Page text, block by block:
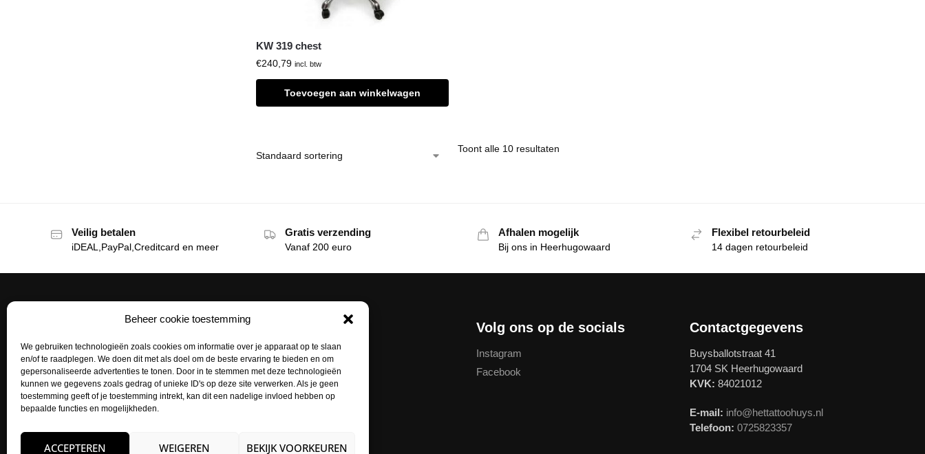
Beheer cookie toestemming
We gebruiken technologieën zoals cookies om informatie over je apparaat op te slaan
en/of te raadplegen. We doen dit met als doel om de beste ervaring te bieden en om
gepersonaliseerde advertenties te tonen. Door in te stemmen met deze technologieën
kunnen we gegevens zoals gedrag of unieke ID's op deze site verwerken. Als je geen
toestemming geeft of je toestemming intrekt, kan dit een nadelige invloed hebben op
bepaalde functies en mogelijkheden.
ACCEPTEREN WEIGEREN BEKIJK VOORKEUREN
KW 319 chest
€240,79 incl. btw
Toevoegen aan winkelwagen
Toont alle 10 resultaten
Veilig betalen
iDEAL,PayPal,Creditcard en meer
Gratis verzending
Vanaf 200 euro
Afhalen mogelijk
Bij ons in Heerhugowaard
Flexibel retourbeleid
14 dagen retourbeleid
Het Tattoohuys
Een complete inrichting voor je
tattoostudio uitzoeken of het aanvullen
van je voorraad tattoo supplies: het kan
allemaal bij het Tattoohuys, dé
groothandel voor al jouw supplies.
Klantenservice
Bestellen
Betaalmethodes
Mijn account
Zakelijk
Volg ons op de socials
Instagram
Facebook
Contactgegevens
Buysballotstraat 41
1704 SK Heerhugowaard
KVK: 84021012
E-mail: info@hettattoohuys.nl
Telefoon: 0725823357